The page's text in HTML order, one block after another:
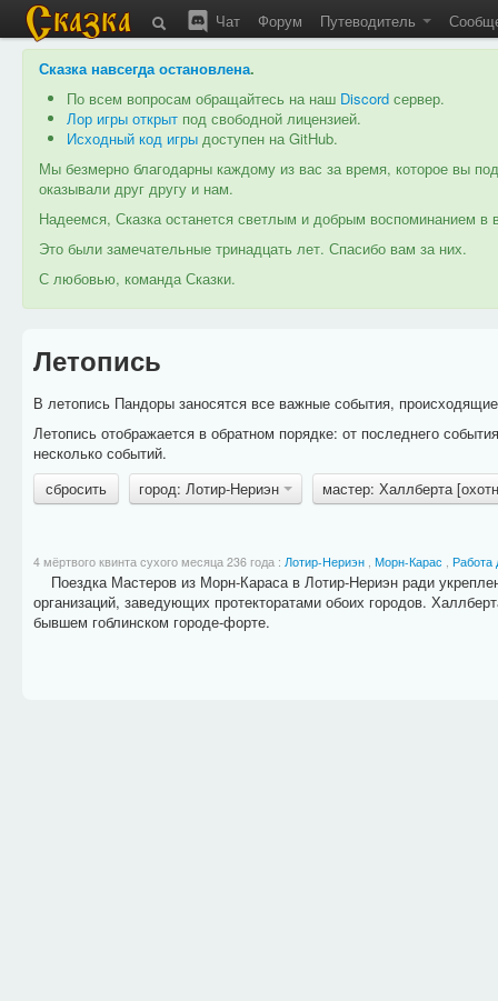
Чат Форум Путеводитель
Сказка навсегда остановлена.
По всем вопросам обращайтесь на наш Discord сервер.
Лор игры открыт под свободной лицензией.
Исходный код игры доступен на GitHub.
Мы безмерно благодарны каждому из вас за время, которое вы
оказывали друг другу и нам.
Надеемся, Сказка останется светлым и добрым воспоминанием
Это были замечательные тринадцать лет. Спасибо вам за них.
С любовью, команда Сказки.
Летопись
В летопись Пандоры заносятся все важные события,
Летопись отображается в обратном порядке: от последнего
несколько событий.
сбросить
город: Лотир-Нериэн мастер: Халлберта
4 мёртвого квинта сухого месяца 236 года : Лотир-Нериэн, Морн-Карас Работа
Поездка Мастеров из Морн-Караса в Лотир-Нериэн ради
организаций, заведующих протекторатами обоих городов.
бывшем гоблинском городе-форте.